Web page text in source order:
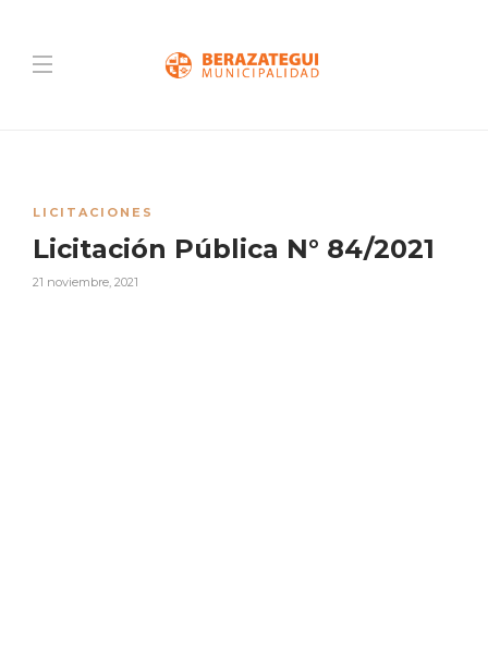
LICITACIONES
Licitación Pública N° 84/2021
21 noviembre, 2021